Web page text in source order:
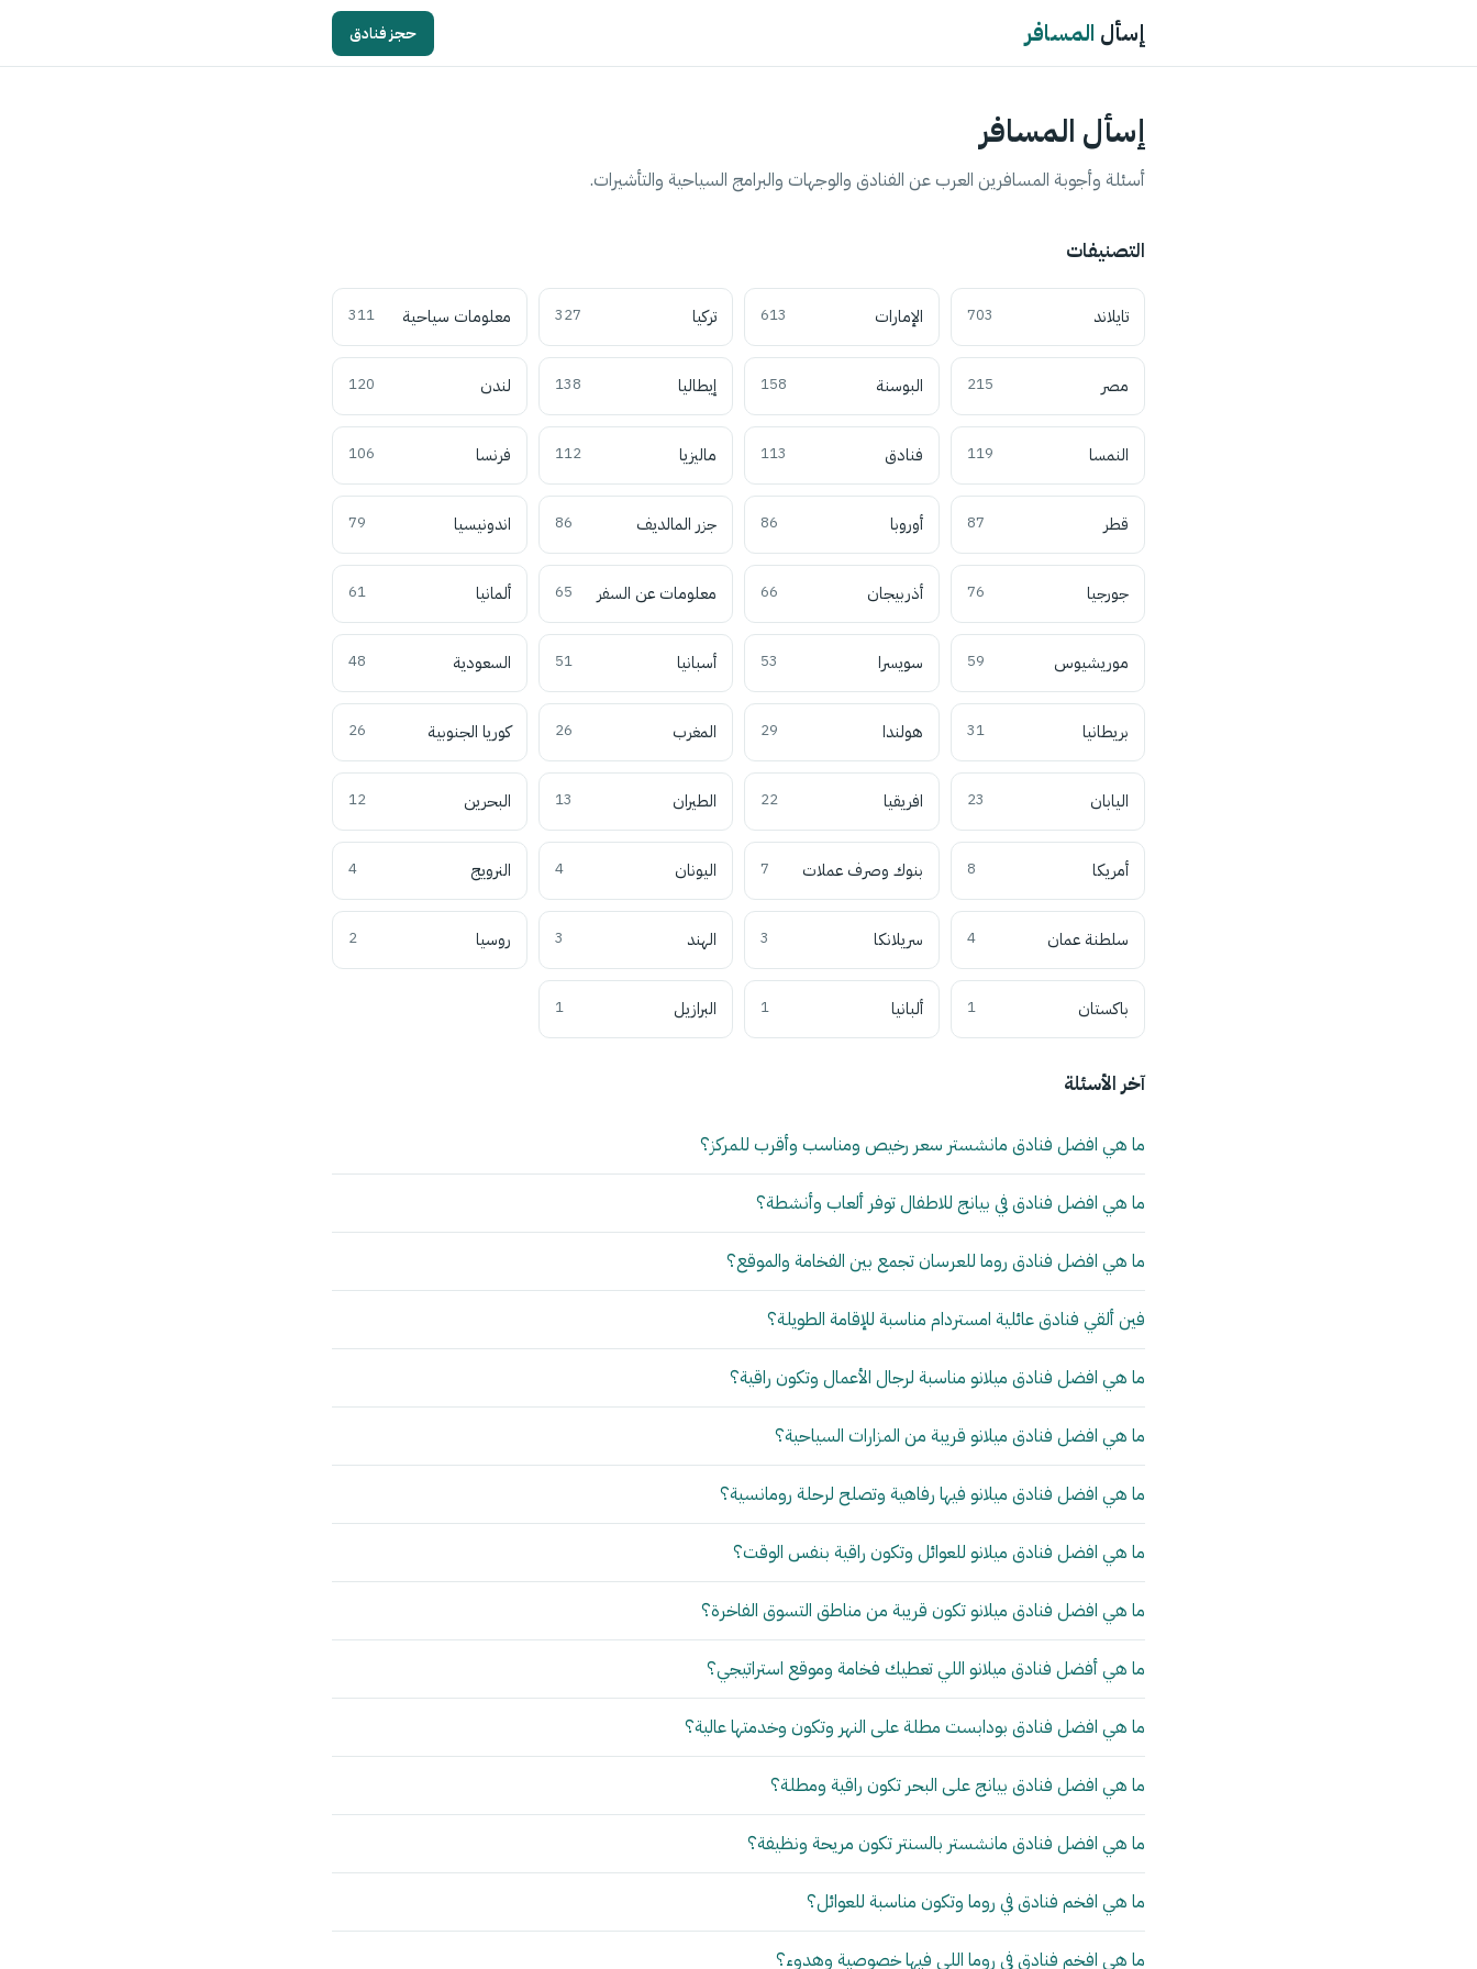
إسأل المسافر حجز فنادق
إسأل المسافر
أسئلة وأجوبة المسافرين العرب عن الفنادق والوجهات والبرامج السياحية والتأشيرات.
التصنيفات
تايلاند 703 الإمارات 613 تركيا 327 معلومات سياحية 311
مصر 215 البوسنة 158 إيطاليا 138 لندن 120
النمسا 119 فنادق 113 ماليزيا 112 فرنسا 106
قطر 87 أوروبا 86 جزر المالديف 86 اندونيسيا 79
جورجيا 76 أذربيجان 66 معلومات عن السفر 65 ألمانيا 61
موريشيوس 59 سويسرا 53 أسبانيا 51 السعودية 48
بريطانيا 31 هولندا 29 المغرب 26 كوريا الجنوبية 26
اليابان 23 افريقيا 22 الطيران 13 البحرين 12
أمريكا 8 بنوك وصرف عملات 7 اليونان 4 النرويج 4
سلطنة عمان 4 سريلانكا 3 الهند 3 روسيا 2
باكستان 1 ألبانيا 1 البرازيل 1
آخر الأسئلة
ما هي افضل فنادق مانشستر سعر رخيص ومناسب وأقرب للمركز؟
ما هي افضل فنادق في بيانج للاطفال توفر ألعاب وأنشطة؟
ما هي افضل فنادق روما للعرسان تجمع بين الفخامة والموقع؟
فين ألقي فنادق عائلية امستردام مناسبة للإقامة الطويلة؟
ما هي افضل فنادق ميلانو مناسبة لرجال الأعمال وتكون راقية؟
ما هي افضل فنادق ميلانو قريبة من المزارات السياحية؟
ما هي افضل فنادق ميلانو فيها رفاهية وتصلح لرحلة رومانسية؟
ما هي افضل فنادق ميلانو للعوائل وتكون راقية بنفس الوقت؟
ما هي افضل فنادق ميلانو تكون قريبة من مناطق التسوق الفاخرة؟
ما هي أفضل فنادق ميلانو اللي تعطيك فخامة وموقع استراتيجي؟
ما هي افضل فنادق بودابست مطلة على النهر وتكون وخدمتها عالية؟
ما هي افضل فنادق بيانج على البحر تكون راقية ومطلة؟
ما هي افضل فنادق مانشستر بالسنتر تكون مريحة ونظيفة؟
ما هي افخم فنادق في روما وتكون مناسبة للعوائل؟
ما هي افخم فنادق في روما اللي فيها خصوصية وهدوء؟